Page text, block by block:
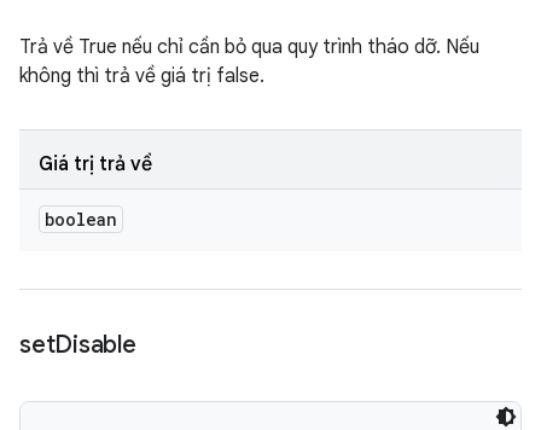
Trả về True nếu chỉ cần bỏ qua quy trình tháo dỡ. Nếu
không thì trả về giá trị false.
Giá trị trả về
boolean
setDisable